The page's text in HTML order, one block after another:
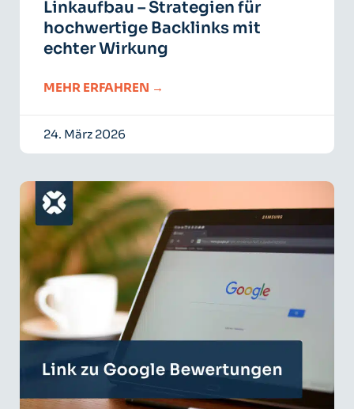
Linkaufbau – Strategien für
hochwertige Backlinks mit
echter Wirkung
MEHR ERFAHREN →
24. März 2026